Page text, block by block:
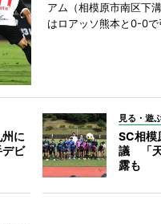
アム（相模原市南区下
はロアッソ熊本と0-0で
に
ビ
見る・遊
SC相模
議 「天
露も